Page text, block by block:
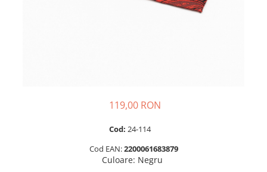
119,00 RON
Cod: 24-114
Cod EAN:2200061683879
Culoare: Negru